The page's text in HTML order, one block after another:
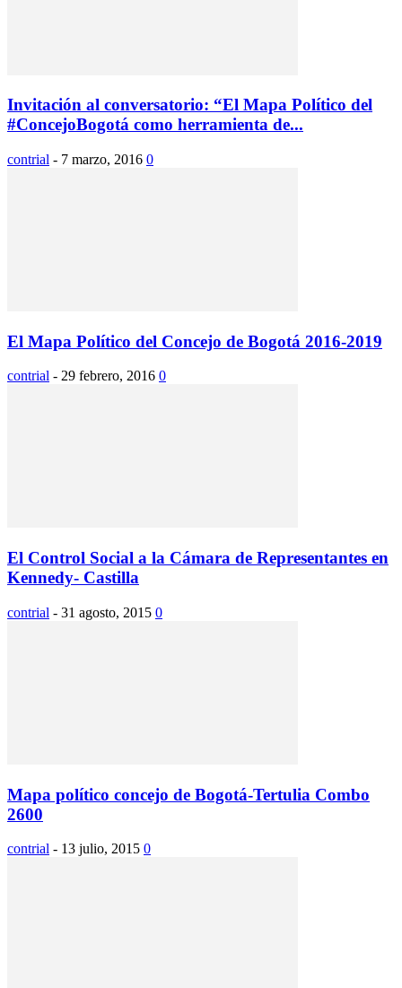
Invitación al conversatorio: “El Mapa Político del
#ConcejoBogotá como herramienta de...
contrial - 7 marzo, 2016 0
El Mapa Político del Concejo de Bogotá 2016-2019
contrial - 29 febrero, 2016 0
El Control Social a la Cámara de Representantes en
Kennedy- Castilla
contrial - 31 agosto, 2015 0
Mapa político concejo de Bogotá-Tertulia Combo
2600
contrial - 13 julio, 2015 0